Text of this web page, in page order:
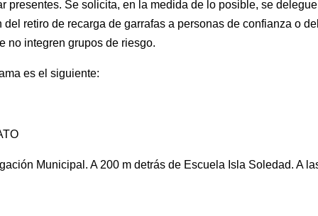
presentes. Se solicita, en la medida de lo posible, se
del retiro de recarga de garrafas a personas de confianza o
no integren grupos de riesgo.
es el siguiente:
Municipal. A 200 m detrás de Escuela Isla Soledad. A